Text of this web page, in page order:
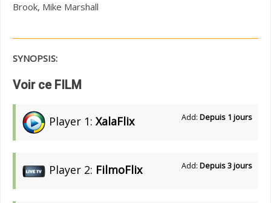
Brook, Mike Marshall
SYNOPSIS:
Voir ce FILM
Player 1: XalaFlix Add: Depuis 1 jours
Player 2: FilmoFlix Add: Depuis 3 jours